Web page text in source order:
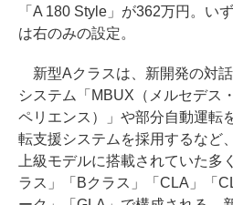
「A 180 Style」が362万円。い
は右のみの設定。
新型Aクラスは、新開発の対
システム「MBUX（メルセデス
ペリエンス）」や部分自動運転
転支援システムを採用するなど
上級モデルに搭載されていた多
ラス」「Bクラス」「CLA」「